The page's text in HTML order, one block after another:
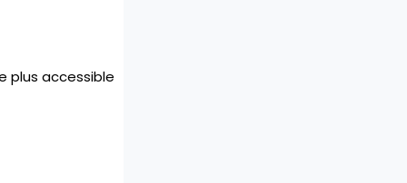
plus accessible